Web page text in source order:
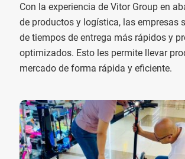
Con la experiencia de Vitor Group en
de productos y logística, las empresas
de tiempos de entrega más rápidos y
optimizados. Esto les permite llevar
mercado de forma rápida y eficiente.